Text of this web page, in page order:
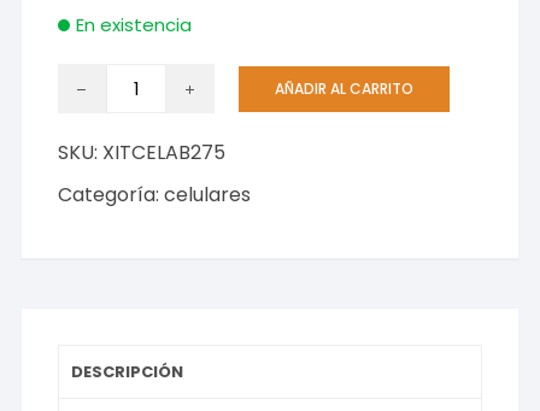
En existencia
SMARTPHONE
C71
CAPACIDAD
AÑADIR AL CARRITO
SKU: XITCELAB275
Categoría:celulares
DESCRIPCIÓN